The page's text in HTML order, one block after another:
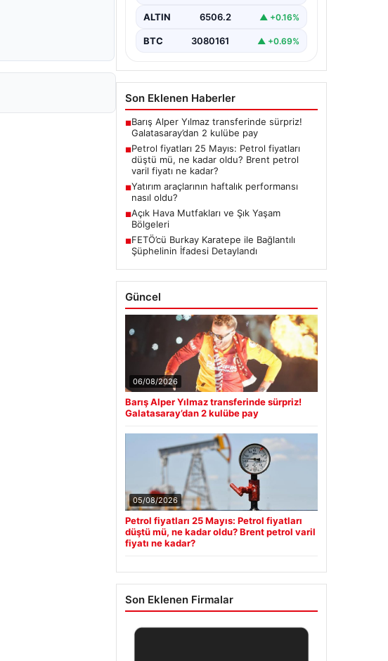
ALTIN 6506.2 ▲ +0.16%
BTC 3080161 ▲ +0.69%
Son Eklenen Haberler
■Barış Alper Yılmaz transferinde sürpriz!
Galatasaray’dan 2 kulübe pay
■Petrol fiyatları 25 Mayıs: Petrol fiyatları
düştü mü, ne kadar oldu? Brent petrol
varil fiyatı ne kadar?
■Yatırım araçlarının haftalık performansı
nasıl oldu?
■Açık Hava Mutfakları ve Şık Yaşam
Bölgeleri
■FETÖ’cü Burkay Karatepe ile Bağlantılı
Şüphelinin İfadesi Detaylandı
Güncel
06/08/2026
Barış Alper Yılmaz transferinde sürpriz!
Galatasaray’dan 2 kulübe pay
05/08/2026
Petrol fiyatları 25 Mayıs: Petrol fiyatları
düştü mü, ne kadar oldu? Brent petrol varil
fiyatı ne kadar?
Son Eklenen Firmalar